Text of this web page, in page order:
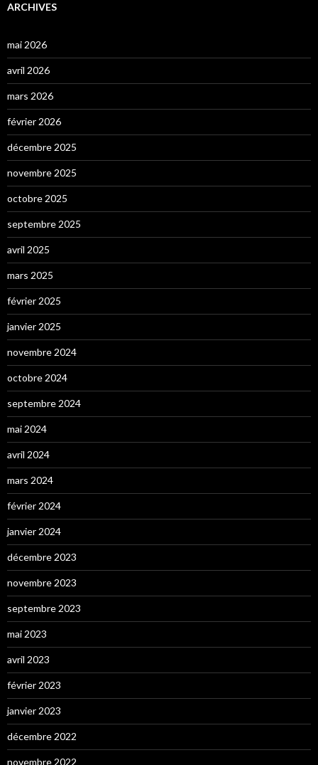
ARCHIVES
mai 2026
avril 2026
mars 2026
février 2026
décembre 2025
novembre 2025
octobre 2025
septembre 2025
avril 2025
mars 2025
février 2025
janvier 2025
novembre 2024
octobre 2024
septembre 2024
mai 2024
avril 2024
mars 2024
février 2024
janvier 2024
décembre 2023
novembre 2023
septembre 2023
mai 2023
avril 2023
février 2023
janvier 2023
décembre 2022
novembre 2022